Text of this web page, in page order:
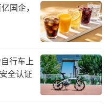
散户资金亏没了，中
”。另外，目前市场
猪企业的生产保持相
额。至于猪价未来是
元以上，陶玉岭保持
往周期，现在行业调
国企，
行车上
全认证